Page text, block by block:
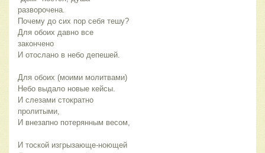
разворочена.
Почему до сих пор себя тешу?
Для обоих давно все
закончено
И отослано в небо депешей.
Для обоих (моими молитвами)
Небо выдало новые кейсы.
И слезами стократно
пролитыми,
И внезапно потерянным весом,
И тоской изгрызающе-ноющей